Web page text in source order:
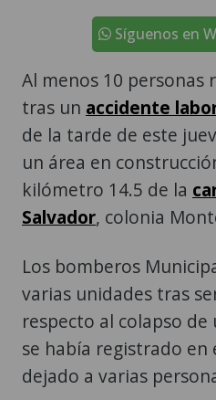
Síguenos en
Al menos 10 personas
tras un accidente
de la tarde de este
un área en
kilómetro 14.5 de la
Salvador, colonia
Los bomberos
varias unidades tras
respecto al colapso
se había registrado en
dejado a varias